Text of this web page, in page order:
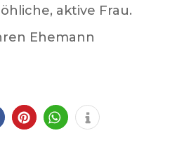
aktive Frau.
Ehemann